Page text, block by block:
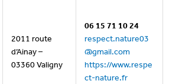
2011 route
d’Ainay –
03360 Valigny
06 15 71 10 24
respect.nature03
@gmail.com
https://www.respe
ct-nature.fr